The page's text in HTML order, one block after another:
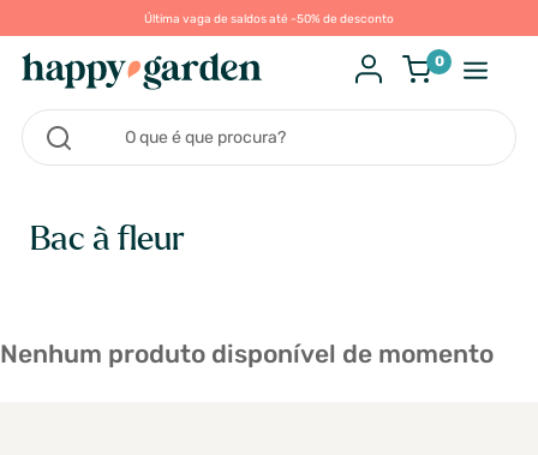
Última vaga de saldos até -50% de desconto
0
Bac à fleur
Nenhum produto disponível de momento